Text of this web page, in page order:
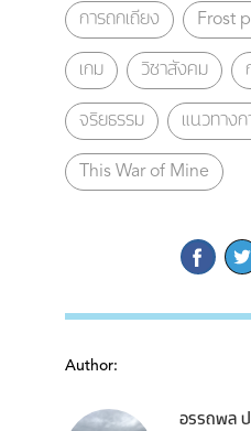
การถกเถียง Frost
เกม วิชาสังคม
จริยธรรม แนวทางก
This War of Mine
Author:
อรรถพล ป